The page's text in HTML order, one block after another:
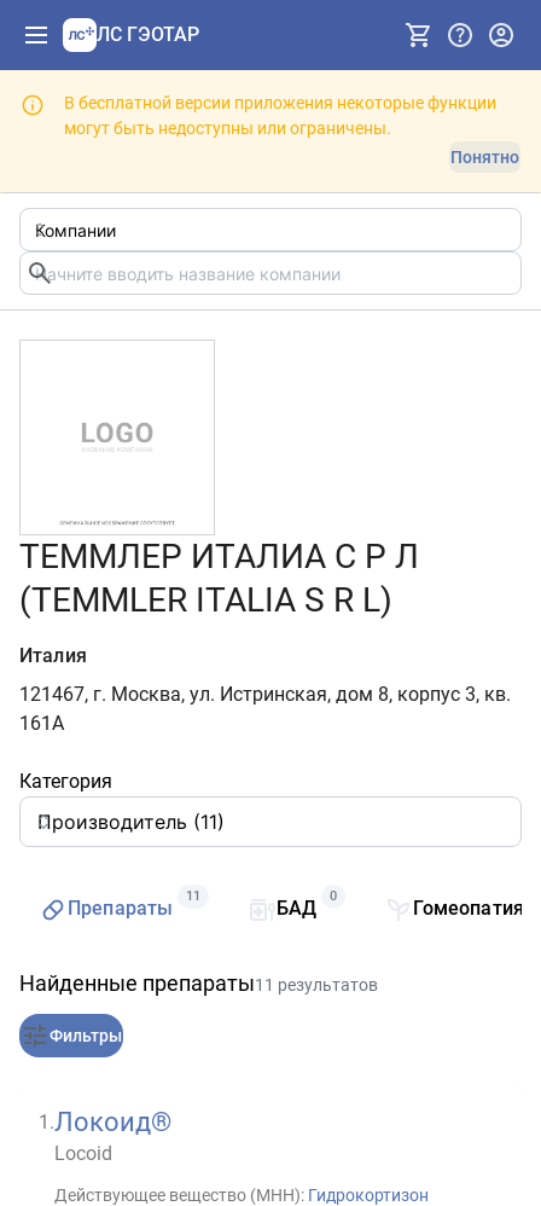
ЛС ГЭОТАР
В бесплатной версии приложения некоторые функции
могут быть недоступны или ограничены.
Понятно
ТЕММЛЕР ИТАЛИА С Р Л
(TEMMLER ITALIA S R L)
Италия
121467, г. Москва, ул. Истринская, дом 8, корпус 3, кв.
161А
Категория
Препараты
11
БАД
0
Гомеопатия
Найденные препараты11 результатов
Фильтры
1 .Локоид®
Locoid
Действующее вещество (МНН): Гидрокортизон